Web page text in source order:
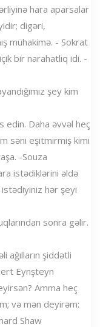
hara aparsalar
digəri,
mühakimə. - Sokrat
bir narahatlıq idi. -
şey kim
edin. Daha əvvəl heç
səni eşitmirmiş kimi
-Souza
istədiklərini əldə
hər şeyi
sonra gəlir.
ağılların şiddətli
Eynşteyn
Amma heç
və mən deyirəm:
Shaw